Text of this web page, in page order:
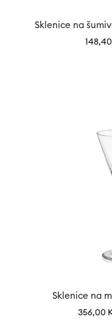
Sklenice na
148,40
Sklenice na
356,00